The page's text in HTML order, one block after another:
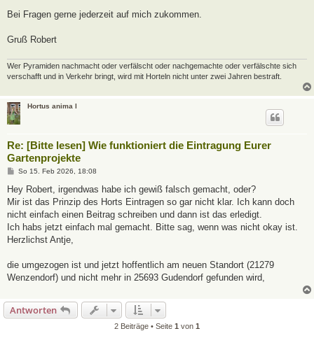
Bei Fragen gerne jederzeit auf mich zukommen.
Gruß Robert
Wer Pyramiden nachmacht oder verfälscht oder nachgemachte oder verfälschte sich
verschafft und in Verkehr bringt, wird mit Horteln nicht unter zwei Jahren bestraft.
Hortus anima l
Re: [Bitte lesen] Wie funktioniert die Eintragung Eurer
Gartenprojekte
B
i
r
a
So 15. Feb 2026, 18:08
Hey Robert, irgendwas habe ich gewiß falsch gemacht, oder?
Mir ist das Prinzip des Horts Eintragen so gar nicht klar. Ich kann doch
nicht einfach einen Beitrag schreiben und dann ist das erledigt.
Ich habs jetzt einfach mal gemacht. Bitte sag, wenn was nicht okay ist.
Herzlichst Antje,
die umgezogen ist und jetzt hoffentlich am neuen Standort (21279
Wenzendorf) und nicht mehr in 25693 Gudendorf gefunden wird,
Antworten
2 Beiträge • Seite 1 von 1